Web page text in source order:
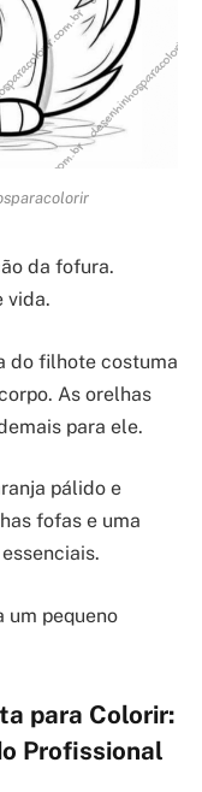
da fofura.
vida.
do filhote costuma
As orelhas
para ele.
pálido e
fofas e uma
um pequeno
para Colorir:
Profissional